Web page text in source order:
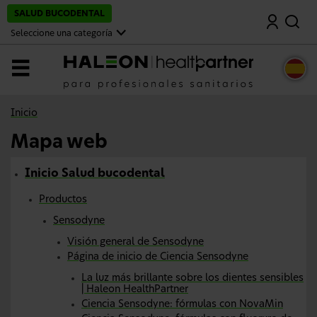
SALUD BUCODENTAL
Seleccione una categoría
BUSCAR
MENU
Inicio
Mapa web
Mapa web
Inicio Salud bucodental
Productos
Sensodyne
Visión general de Sensodyne
Página de inicio de Ciencia Sensodyne
La luz más brillante sobre los dientes sensibles
| Haleon HealthPartner
Ciencia Sensodyne: fórmulas con NovaMin